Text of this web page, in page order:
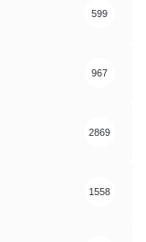
599
967
2869
1558